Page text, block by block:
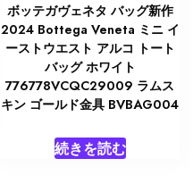
ボッテガヴェネタ バッグ新作
2024 Bottega Veneta ミニ イ
ーストウエスト アルコ トート
バッグ ホワイト
776778VCQC29009 ラムス
キン ゴールド金具 BVBAG004
続きを読む